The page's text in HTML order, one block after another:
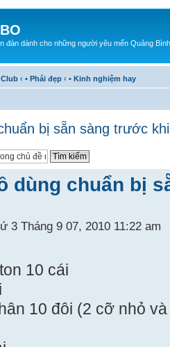
đàn dành cho những người yêu mến Quảng Bình
Club ‹ • Phái đẹp ‹ • Kinh nghiệm hay
bị sẵn sàng trước
dùng chuẩn bị
3 Tháng 9 07, 2010 11:22 am
10 cái
10 đôi (2 cỡ nhỏ